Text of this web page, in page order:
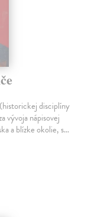
disciplíny
vývoja nápisovej
a blízke okolie, s…